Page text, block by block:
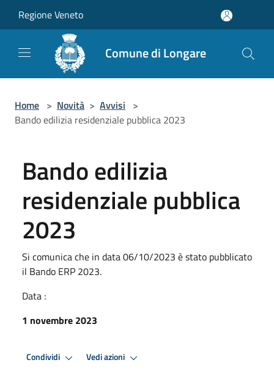
Regione Veneto
Comune di Longare
Home > Novità > Avvisi >
Bando edilizia residenziale pubblica 2023
Bando edilizia
residenziale pubblica
2023
Si comunica che in data 06/10/2023 è stato pubblicato
il Bando ERP 2023.
Data :
1 novembre 2023
Condividi Vedi azioni